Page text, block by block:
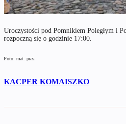
Uroczystości pod Pomnikiem Poległym i
rozpoczną się o godzinie 17:00.
Foto: mat. pras.
KACPER KOMAISZKO